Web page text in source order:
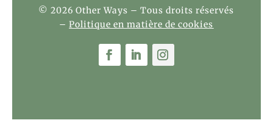
© 2026 Other Ways – Tous droits réservés
–Politique en matière de cookies